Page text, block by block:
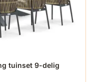
tuinset 9-delig
opties op de